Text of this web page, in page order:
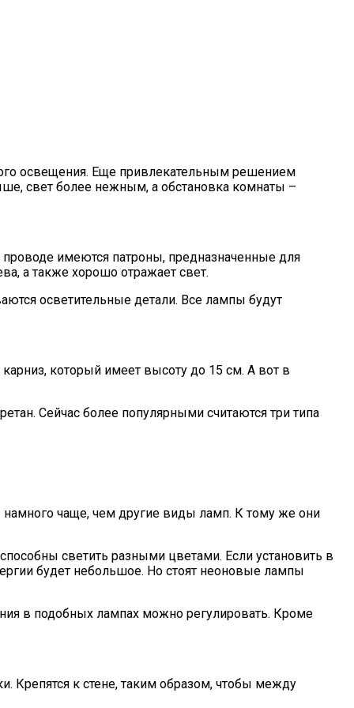
освещения. Еще привлекательным решением
свет более нежным, а обстановка комнаты –
имеются патроны, предназначенные для
а также хорошо отражает свет.
осветительные детали. Все лампы будут
который имеет высоту до 15 см. А вот в
Сейчас более популярными считаются три типа
чаще, чем другие виды ламп. К тому же они
светить разными цветами. Если установить в
будет небольшое. Но стоят неоновые лампы
в подобных лампах можно регулировать. Кроме
Крепятся к стене, таким образом, чтобы между